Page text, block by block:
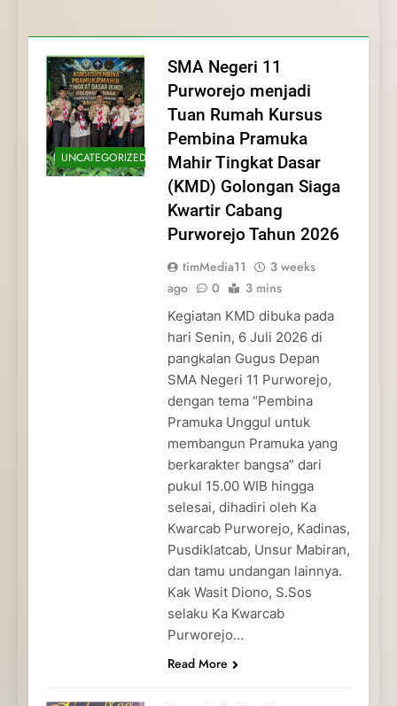
dan Pengabdian Generasi
Pramuka
Pramuka
Kepedulian
UNCATEGORIZED
SMA Negeri 11
Purworejo menjadi
Tuan Rumah Kursus
Pembina Pramuka
Mahir Tingkat Dasar
(KMD) Golongan Siaga
Kwartir Cabang
Purworejo Tahun 2026
timMedia11
3 weeks
ago
0 3 mins
Kegiatan KMD dibuka pada
hari Senin, 6 Juli 2026 di
pangkalan Gugus Depan
SMA Negeri 11 Purworejo,
dengan tema “Pembina
Pramuka Unggul untuk
membangun Pramuka yang
berkarakter bangsa” dari
pukul 15.00 WIB hingga
selesai, dihadiri oleh Ka
Kwarcab Purworejo, Kadinas,
Pusdiklatcab, Unsur Mabiran,
dan tamu undangan lainnya.
Kak Wasit Diono, S.Sos
selaku Ka Kwarcab
Purworejo…
Read More